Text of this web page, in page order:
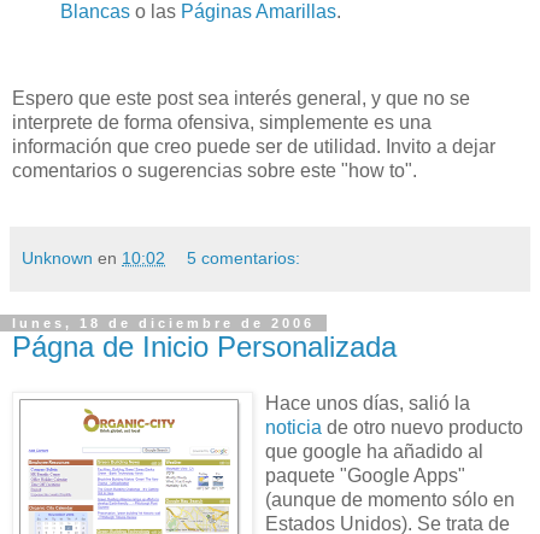
Blancas o las Páginas Amarillas.
Espero que este post sea interés general, y que no se
interprete de forma ofensiva, simplemente es una
información que creo puede ser de utilidad. Invito a dejar
comentarios o sugerencias sobre este "how to".
Unknown en 10:02 5 comentarios:
lunes, 18 de diciembre de 2006
Págna de Inicio Personalizada
Hace unos días, salió la
noticia de otro nuevo producto
que google ha añadido al
paquete "GoogleApps"
(aunque de momento sólo en
Estados Unidos). Se trata de